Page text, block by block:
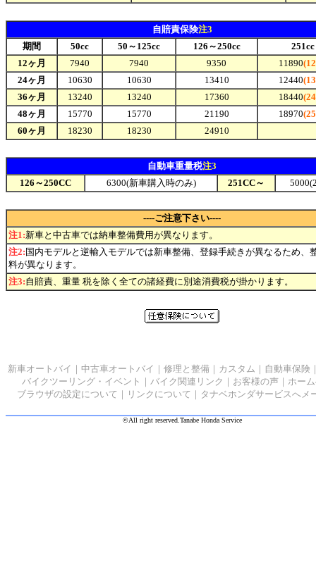
自賠責保険注3
期間
50cc 50～125cc 126～250cc
12ヶ月
7940 7940 9350 11890
24ヶ月
10630 10630 13410 12440
36ヶ月
13240 13240 17360 18440
48ヶ月
15770 15770 21190 18970
60ヶ月
18230 18230 24910
自動車重量税注3
126～250CC
6300(新車購入時のみ) 251CC～
----ご注意下さい----
注1:新車と中古車では納車整備費用が異なります。
注2: 国内モデルと逆輸入モデルでは新車整備、登録手続きが異なるため、
料が異なります。
注3:自賠責、重量 税を除く全ての諸経費に別途消費税が掛かります。
新車オートバイ 中古車オートバイ 修理と整備 カスタム 自動車保険
バイクツーリング・イベント
バイク関連リンク お客様の声｜ ホー
ブラウザの設定について
リンクについて タナベホンダサービスへメ
©All right reserved.Tanabe Honda Service